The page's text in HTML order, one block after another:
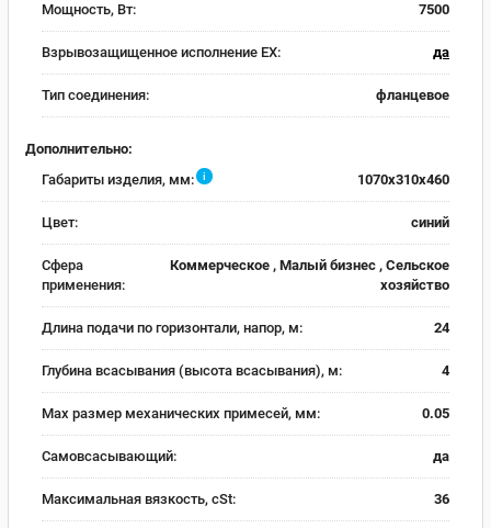
Мощность, Вт: 7500
Взрывозащищенное исполнение EX: да
Тип соединения: фланцевое
Дополнительно:
Габариты изделия, мм:
i 1070х310х460
Цвет: синий
Сфера
применения:
Коммерческое , Малый бизнес , Сельское
хозяйство
Длина подачи по горизонтали, напор, м: 24
Глубина всасывания (высота всасывания), м: 4
Мax размер механических примесей, мм: 0.05
Самовсасывающий: да
Максимальная вязкость, cSt: 36